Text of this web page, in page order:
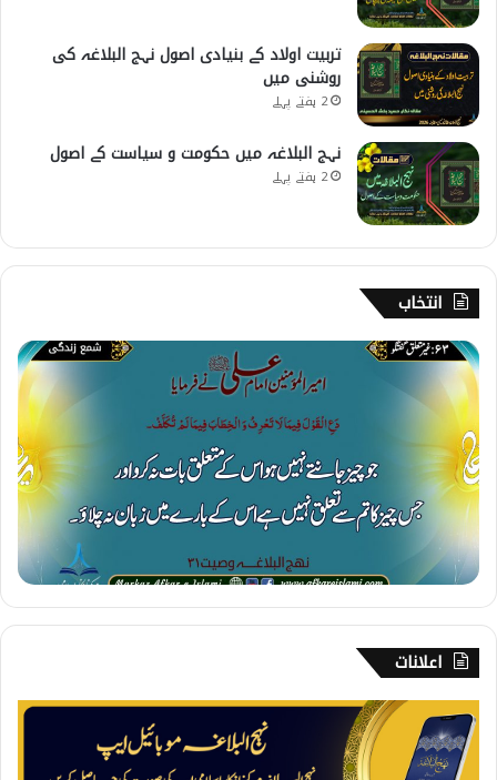
تربیت اولاد کے بنیادی اصول نہج البلاغہ کی
روشنی میں
2 ہفتے پہلے
نہج البلاغہ میں حکومت و سیاست کے اصول
2 ہفتے پہلے
انتخاب
6
3
۔
غ
ی
ر
م
ت
ع
ل
ق
گ
ف
ت
گ
و
اعلانات